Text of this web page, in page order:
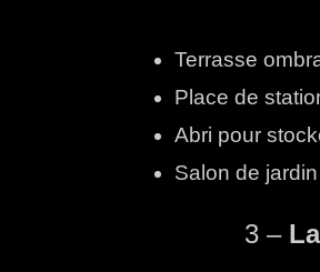
Terrasse
Place de
Abri pour
Salon de
3 –La